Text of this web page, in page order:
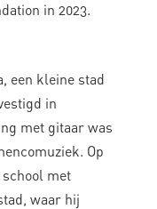
in 2023.
een kleine stad
in
met gitaar was
Op
met
waar hij